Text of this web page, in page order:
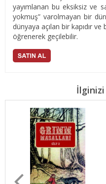
yayımlanan bu eksiksiz ve
yokmuş” varolmayan bir
dünyaya açılan bir kapıdır
öğrenerek geçilebilir.